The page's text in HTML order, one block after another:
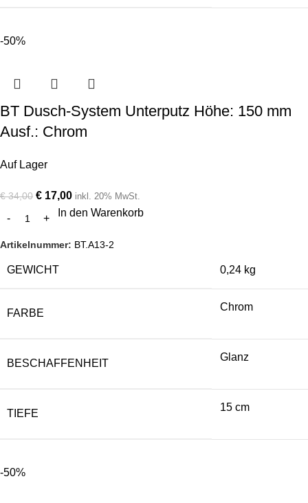
-50%
BT Dusch-System Unterputz Höhe: 150 mm
Ausf.: Chrom
Auf Lager
€34,00 € 17,00 inkl. 20% MwSt.
In den Warenkorb
Artikelnummer: BT.A13-2
GEWICHT 0,24 kg
FARBE
Chrom
BESCHAFFENHEIT
Glanz
TIEFE
15 cm
-50%